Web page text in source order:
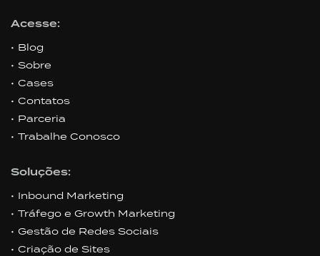
Acesse:
Blog
Sobre
Cases
Contatos
Parceria
Trabalhe Conosco
Soluções:
Inbound Marketing
Tráfego e Growth Marketing
Gestão de Redes Sociais
Criação de Sites